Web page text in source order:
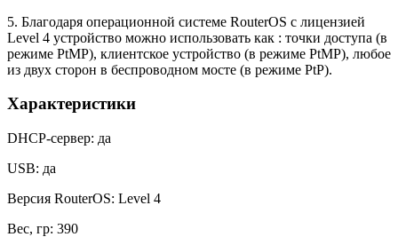
5. Благодаря операционной системе RouterOS с лицензией
Level 4 устройство можно использовать как : точки доступа (в
режиме PtMP), клиентское устройство (в режиме PtMP), любое
из двух сторон в беспроводном мосте (в режиме PtP).
Характеристики
DHCP-сервер: да
USB: да
Версия RouterOS: Level 4
Вес, гр: 390